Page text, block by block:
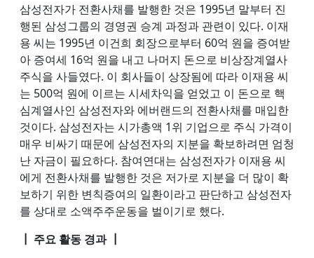
삼성전자가 전환사채를 발행한 것은 1995년 말부터 진
행된 삼성그룹의 경영권 승계 과정과 관련이 있다. 이재
용 씨는 1995년 이건희 회장으로부터 60억 원을 증여받
아 증여세 16억 원을 내고 나머지 돈으로 비상장계열사
주식을 사들였다. 이 회사들이 상장됨에 따라 이재용 씨
는 500억 원에 이르는 시세차익을 얻었고 이 돈으로 핵
심계열사인 삼성전자와 에버랜드의 전환사채를 매입한
것이다. 삼성전자는 시가총액 1위 기업으로 주식 가격이
매우 비싸기 때문에 삼성전자의 지분을 확보하려면 엄청
난 자금이 필요하다. 참여연대는 삼성전자가 이재용 씨
에게 전환사채를 발행한 것은 저가로 지분을 더 많이 확
보하기 위한 변칙증여의 일환이라고 판단하고 삼성전자
를 상대로 소액주주운동을 벌이기로 했다.
┃ 주요 활동 경과 ┃